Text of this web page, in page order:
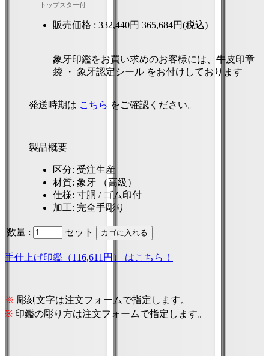
トップスター付
販売価格 : 332,440円 365,684円(税込)
象牙印鑑をお買い求めのお客様には、牛皮印章
袋 ・ 象牙認定シール をお付けしております
発送時期は こちら をご確認ください。
製品概要
区分: 受注生産
材質: 象牙 （高級）
仕様: 寸胴 / ゴム印付
加工: 完全手彫り
数量 : セット
手仕上げ印鑑（116,611円） はこちら！
※ 彫刻文字は注文フォームで指定します。
※ 印鑑の彫り方は注文フォームで指定します。